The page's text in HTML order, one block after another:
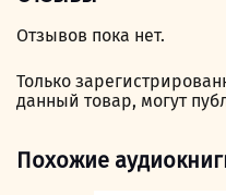
Отзывов пока нет.
Только
данный товар, могут
Похожие